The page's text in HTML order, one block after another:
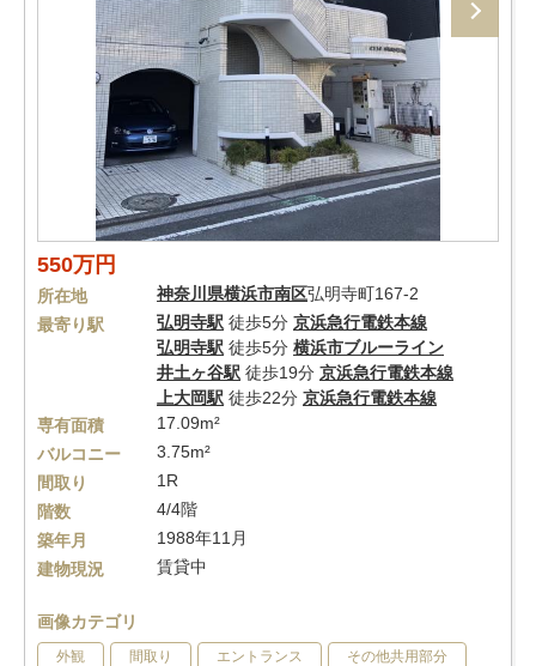
550万円
所在地 神奈川県横浜市南区弘明寺町167-2
最寄り駅
弘明寺駅 徒歩5分 京浜急行電鉄本線
弘明寺駅 徒歩5分 横浜市ブルーライン
井土ヶ谷駅 徒歩19分 京浜急行電鉄本線
上大岡駅 徒歩22分 京浜急行電鉄本線
専有面積
17.09m²
バルコニー
3.75m²
間取り
1R
階数
4/4階
築年月
1988年11月
建物現況
賃貸中
画像カテゴリ
外観 間取り エントランス その他共用部分